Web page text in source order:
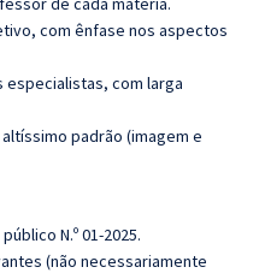
com ênfase nos aspectos
com larga
padrão (imagem e
N.º 01-2025.
(não necessariamente